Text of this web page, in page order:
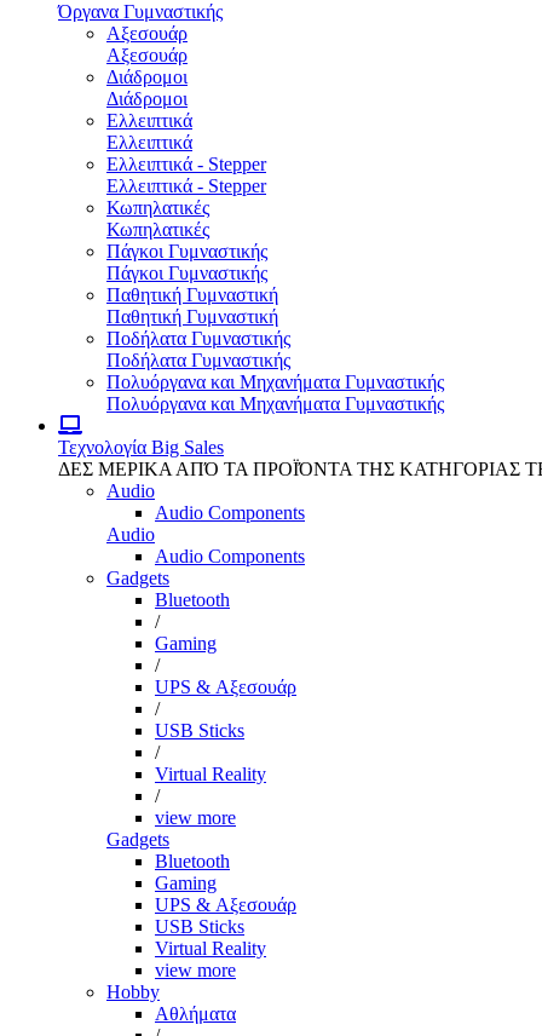
Όργανα Γυμναστικής
Αξεσουάρ
Αξεσουάρ
Διάδρομοι
Διάδρομοι
Ελλειπτικά
Ελλειπτικά
Ελλειπτικά - Stepper
Ελλειπτικά - Stepper
Κωπηλατικές
Κωπηλατικές
Πάγκοι Γυμναστικής
Πάγκοι Γυμναστικής
Παθητική Γυμναστική
Παθητική Γυμναστική
Ποδήλατα Γυμναστικής
Ποδήλατα Γυμναστικής
Πολυόργανα και Μηχανήματα Γυμναστικής
Πολυόργανα και Μηχανήματα Γυμναστικής
Τεχνολογία Big Sales
ΔΕΣ ΜΕΡΙΚΑ ΑΠΌ ΤΑ ΠΡΟΪΌΝΤΑ ΤΗΣ ΚΑΤΗΓΟΡΙΑΣ
Audio
Audio Components
Audio
Audio Components
Gadgets
Bluetooth
/
Gaming
/
UPS & Αξεσουάρ
/
USB Sticks
/
Virtual Reality
/
view more
Gadgets
Bluetooth
Gaming
UPS & Αξεσουάρ
USB Sticks
Virtual Reality
view more
Hobby
Αθλήματα